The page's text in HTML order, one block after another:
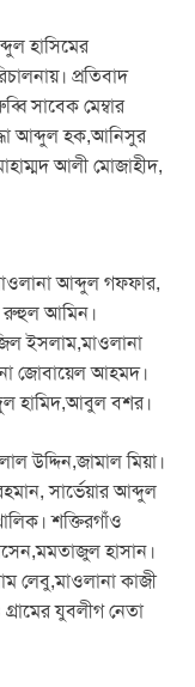
হাসিমের
প্রতিবাদ
সাবেক মেম্বার
আব্দুল হক,আনিসুর
আলী মোজাহীদ,
আব্দুল গফফার,
রুহুল আমিন।
ইসলাম,মাওলানা
জোবায়েল আহমদ।
হামিদ,আবুল বশর।
উদ্দিন,জামাল মিয়া।
সার্ভেয়ার আব্দুল
শক্তিরগাঁও
হাসান।
লেবু,মাওলানা কাজী
যুবলীগ নেতা